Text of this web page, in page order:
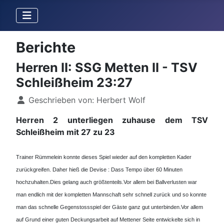
Berichte
Herren II: SSG Metten II - TSV
Schleißheim 23:27
DetailsGeschrieben von: Herbert Wolf
Herren 2 unterliegen zuhause dem TSV
Schleißheim mit 27 zu 23
Trainer Rümmelein konnte dieses Spiel wieder auf den kompletten Kader
zurückgreifen. Daher hieß die Devise : Dass Tempo über 60 Minuten
hochzuhalten. Dies gelang auch größtenteils. Vor allem bei Ballverlusten war
man endlich mit der kompletten Mannschaft sehr schnell zurück und so konnte
man das schnelle Gegenstossspiel der Gäste ganz gut unterbinden. Vor allem
auf Grund einer guten Deckungsarbeit auf Mettener Seite entwickelte sich in